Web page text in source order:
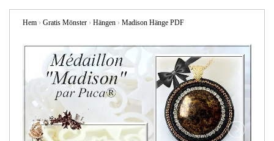
Hem › Gratis Mönster › Hängen › Madison Hänge PDF